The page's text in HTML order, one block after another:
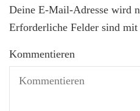
Deine E-Mail-Adresse wird
Erforderliche Felder sind mit
Kommentieren